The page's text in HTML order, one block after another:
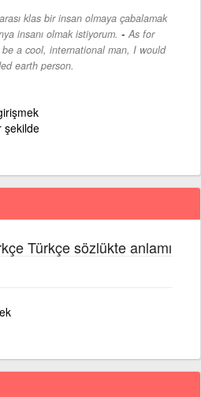
klas bir insan olmaya çabalamak
insanı olmak istiyorum. - As for
a cool, international man, I would
earth person.
şekilde
Türkçe sözlükte anlamı